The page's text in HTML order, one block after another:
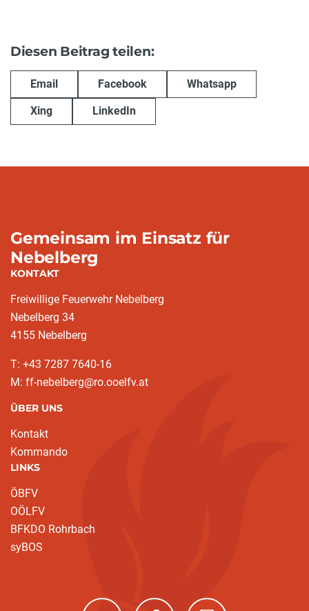
Diesen Beitrag teilen:
Email Facebook Whatsapp
Xing LinkedIn
Gemeinsam im Einsatz für
Nebelberg
KONTAKT
Freiwillige Feuerwehr Nebelberg
Nebelberg 34
4155 Nebelberg
T: +43 7287 7640-16
M: ff-nebelberg@ro.ooelfv.at
ÜBER UNS
Kontakt
Kommando
LINKS
ÖBFV
OÖLFV
BFKDO Rohrbach
syBOS